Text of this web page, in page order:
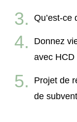
Qu’est-ce
Donnez
avec HCD
Projet de
de